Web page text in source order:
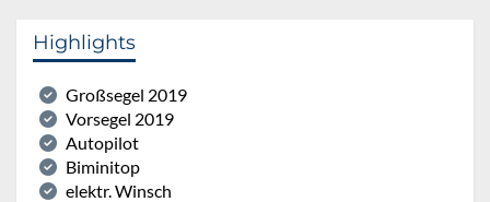
Highlights
Großsegel 2019
Vorsegel 2019
Autopilot
Biminitop
elektr. Winsch